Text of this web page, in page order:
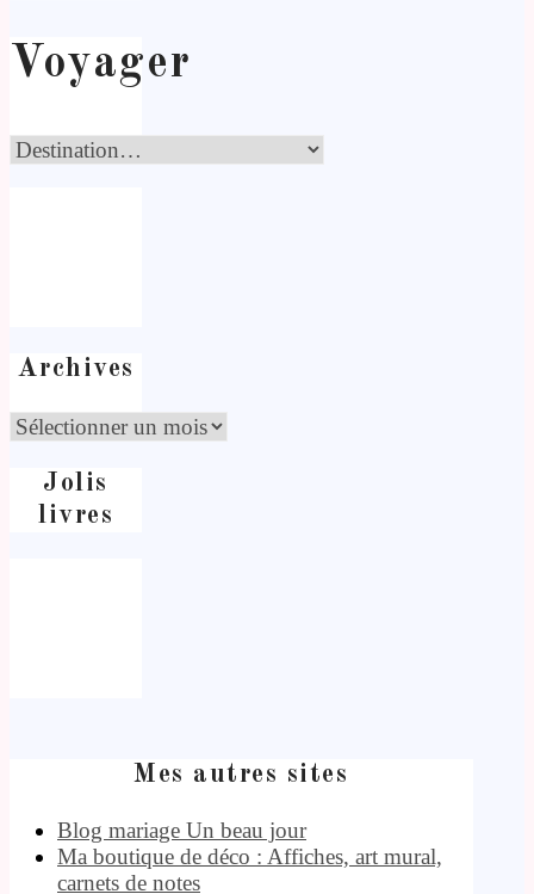
Voyager
Archives
Jolis
livres
Mes autres sites
Blog mariage Un beau jour
Ma boutique de déco : Affiches, art mural,
carnets de notes